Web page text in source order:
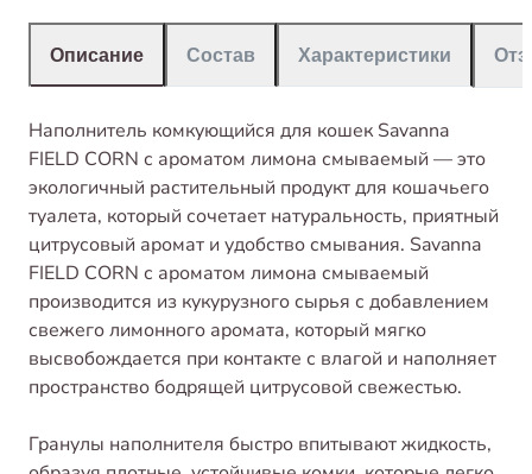
Описание Состав Характеристики
Наполнитель комкующийся для кошек Savanna
FIELD CORN с ароматом лимона смываемый — это
экологичный растительный продукт для кошачьего
туалета, который сочетает натуральность, приятный
цитрусовый аромат и удобство смывания. Savanna
FIELD CORN с ароматом лимона смываемый
производится из кукурузного сырья с добавлением
свежего лимонного аромата, который мягко
высвобождается при контакте с влагой и наполняет
пространство бодрящей цитрусовой свежестью.
Гранулы наполнителя быстро впитывают жидкость,